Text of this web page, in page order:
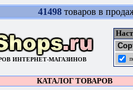
41498 товаров в
ИНТЕРНЕТ-МАГАЗИНОВ
КАТАЛОГ ТОВАРОВ